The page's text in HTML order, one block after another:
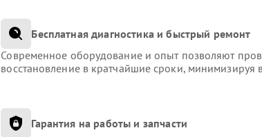
Бесплатная диагностика и быстрый ремонт
Современное оборудование и опыт позволяют
восстановление в кратчайшие сроки, минимизируя
Гарантия на работы и запчасти